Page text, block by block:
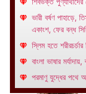
ভারী বর্ষণ
একাংশ, ফের বন্ধ
স্লিম হতে শরীরচর্চার
বাংলা ভাষার
পরমাণু যুদ্ধের পথে